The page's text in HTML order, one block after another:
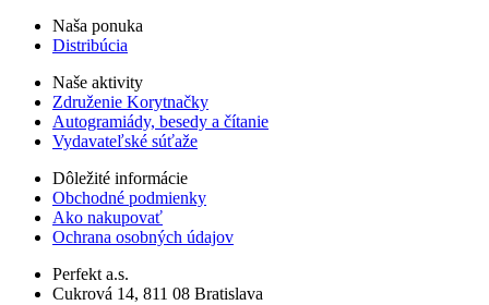
Naša ponuka
Distribúcia
Naše aktivity
Združenie Korytnačky
Autogramiády, besedy a čítanie
Vydavateľské súťaže
Dôležité informácie
Obchodné podmienky
Ako nakupovať
Ochrana osobných údajov
Perfekt a.s.
Cukrová 14, 811 08 Bratislava